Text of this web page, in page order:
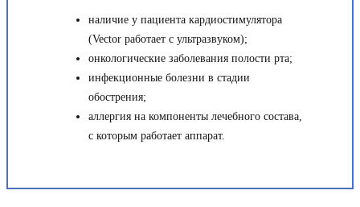
наличие у пациента кардиостимулятора
(Vector работает с ультразвуком);
онкологические заболевания полости рта;
инфекционные болезни в стадии
обострения;
аллергия на компоненты лечебного состава,
с которым работает аппарат.